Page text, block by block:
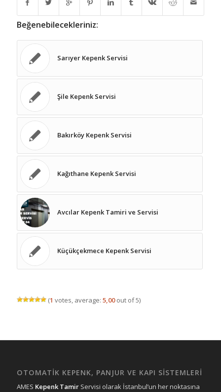
Beğenebilecekleriniz:
Sarıyer Kepenk Servisi
Şile Kepenk Servisi
Bakırköy Kepenk Servisi
Kağıthane Kepenk Servisi
Avcılar Kepenk Tamiri ve Servisi
Küçükçekmece Kepenk Servisi
(1 votes, average: 5,00out of 5)
OTOMATİK KEPENK, PANJUR VE KAPI SİSTEMLERİ
AMES Kepenk Tamir Servisi olarak İstanbul’un her noktasına